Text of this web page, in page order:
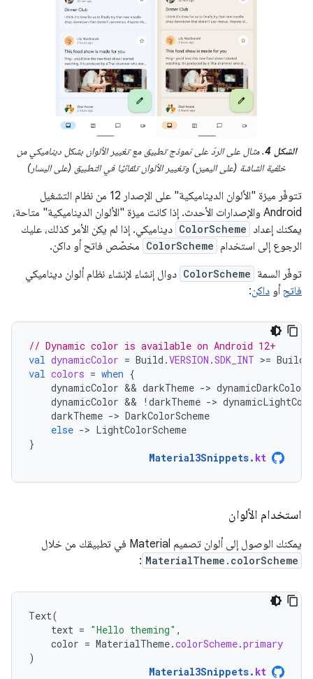
الشكل 4
. مثال على الردّ على نموذج تطبيق مع تغيير الألوان بشكل ديناميكي من
خلفية الشاشة (على اليمين) وتغيير الألوان تلقائيًا في التطبيق (على اليسار)
تتوفّر ميزة "الألوان الديناميكية" على الإصدار 12 من نظام التشغيل
Android والإصدارات الأحدث. إذا كانت ميزة "الألوان الديناميكية" متاحة،
يمكنك إعداد ColorScheme ديناميكي. إذا لم يكن الأمر كذلك، عليك
الرجوع إلى استخدام ColorScheme مخصّص فاتح أو داكن.
توفّر السمة ColorScheme دوال إنشاء لإنشاء نظام ألوان ديناميكي
فاتحأو داكن:
// Dynamic color is available on Android 12+
val dynamicColor = Build .VERSION .SDK_INT >= Build
val colors = when {
dynamicColor && darkTheme ->
dynamicColor && ! darkTheme ->
darkTheme -> DarkColorScheme
else -> LightColorScheme
}
Material3Snippets. kt
استخدام الألوان
يمكنك الوصول إلى ألوان تصميم Material في تطبيقك من خلال
MaterialTheme.colorScheme
:
Text(
text = "Hello theming" ,
color = MaterialTheme.colorScheme.primary
)
Material3Snippets. kt